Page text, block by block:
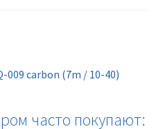
009 carbon (7m / 10-40)
часто покупают: